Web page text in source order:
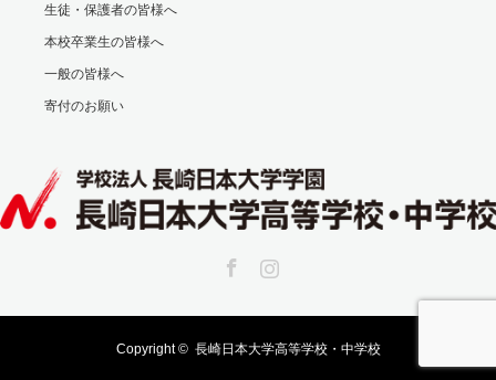
生徒・保護者の皆様へ
本校卒業生の皆様へ
一般の皆様へ
寄付のお願い
Copyright © 長崎日本大学高等学校・中学校